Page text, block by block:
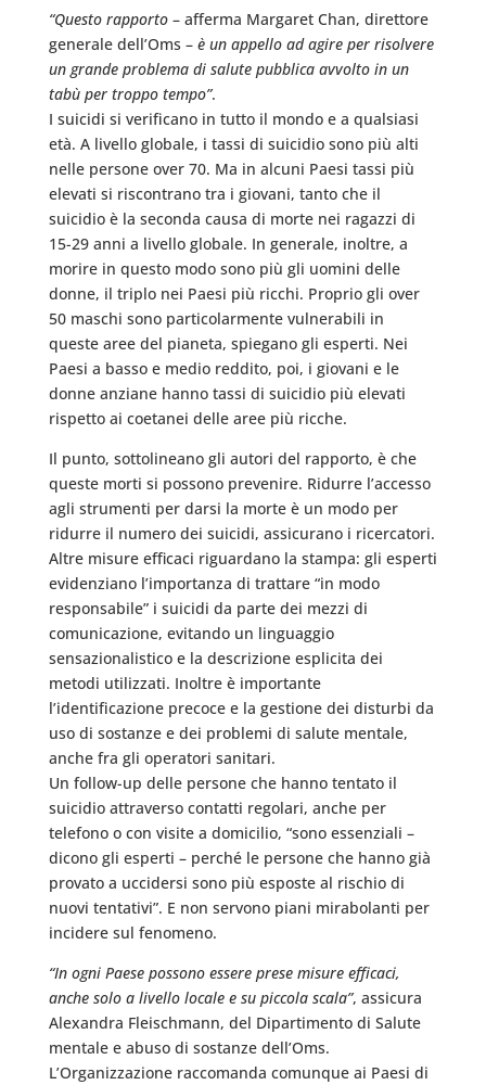
“Questo rapporto– afferma Margaret Chan, direttore
generale dell’Oms – è un appello ad agire per risolvere
un grande problema di salute pubblica avvolto in un
tabù per troppo tempo”.
I suicidi si verificano in tutto il mondo e a qualsiasi
età. A livello globale, i tassi di suicidio sono più alti
nelle persone over 70. Ma in alcuni Paesi tassi più
elevati si riscontrano tra i giovani, tanto che il
suicidio è la seconda causa di morte nei ragazzi di
15-29 anni a livello globale. In generale, inoltre, a
morire in questo modo sono più gli uomini delle
donne, il triplo nei Paesi più ricchi. Proprio gli over
50 maschi sono particolarmente vulnerabili in
queste aree del pianeta, spiegano gli esperti. Nei
Paesi a basso e medio reddito, poi, i giovani e le
donne anziane hanno tassi di suicidio più elevati
rispetto ai coetanei delle aree più ricche.
Il punto, sottolineano gli autori del rapporto, è che
queste morti si possono prevenire. Ridurre l’accesso
agli strumenti per darsi la morte è un modo per
ridurre il numero dei suicidi, assicurano i ricercatori.
Altre misure efficaci riguardano la stampa: gli esperti
evidenziano l’importanza di trattare “in modo
responsabile” i suicidi da parte dei mezzi di
comunicazione, evitando un linguaggio
sensazionalistico e la descrizione esplicita dei
metodi utilizzati. Inoltre è importante
l’identificazione precoce e la gestione dei disturbi da
uso di sostanze e dei problemi di salute mentale,
anche fra gli operatori sanitari.
Un follow-up delle persone che hanno tentato il
suicidio attraverso contatti regolari, anche per
telefono o con visite a domicilio, “sono essenziali –
dicono gli esperti – perché le persone che hanno già
provato a uccidersi sono più esposte al rischio di
nuovi tentativi”. E non servono piani mirabolanti per
incidere sul fenomeno.
“In ogni Paese possono essere prese misure efficaci,
anche solo a livello locale e su piccola scala”, assicura
Alexandra Fleischmann, del Dipartimento di Salute
mentale e abuso di sostanze dell’Oms.
L’Organizzazione raccomanda comunque ai Paesi di